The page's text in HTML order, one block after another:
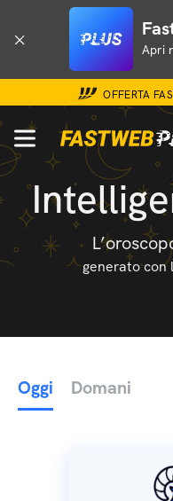
Apri
OFFERTA
generato con
Oggi Domani